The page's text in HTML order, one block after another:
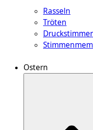
Rasseln
Tröten
Ostern